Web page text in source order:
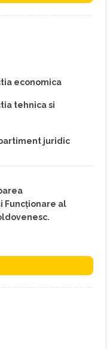
economica
tehnica si
juridic
Funcționare al